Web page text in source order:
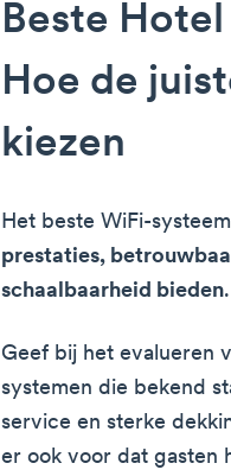
Beste
Hoe de
kiezen
Het beste WiFi-
prestaties,
schaalbaarheid bieden.
Geef bij het evalueren
systemen die bekend
service en sterke
er ook voor dat gasten